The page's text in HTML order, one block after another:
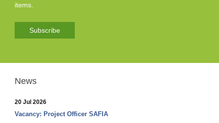
items.
Subscribe
News
20 Jul 2026
Vacancy: Project Officer SAFIA